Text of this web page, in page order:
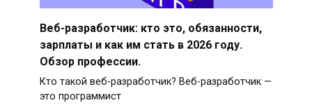
Веб-разработчик: кто это, обязанности,
зарплаты и как им стать в 2026 году.
Обзор профессии.
Кто такой веб-разработчик? Веб-разработчик —
это программист